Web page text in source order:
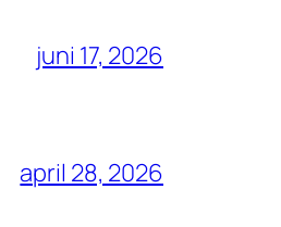
juni 17, 2026
april 28, 2026